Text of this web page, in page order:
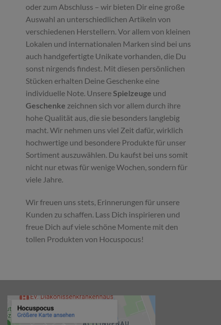
oder zum Abschluss – wir bieten Dir eine große
Auswahl an unterschiedlichen Artikeln von
verschiedenen Herstellern. Vor allem von kleinen
Lokalen und internationalen Marken sind bei uns
auch handgefertigte Unikate vorhanden, die Du
sonst nirgends findest. Mit diesen persönlichen
Stücken erhalten Deine Geschenke eine
individuelle Note. UnsereSpielzeuge und
Geschenke zeichnen sich vor allem durch ihre
hohe Qualität aus, die sie besonders langlebig
macht. Wir nehmen uns viel Zeit dafür, wirklich
hochwertige und besondere Produkte für unser
Sortiment auszuwählen. Du kaufst bei uns somit
nicht nur etwas für wenige Wochen, sondern für
viele Jahre.
Wir freuen uns stets, Erinnerungen für unsere
Kunden zu schaffen. Lass Dich inspirieren und
freue Dich auf viele schöne Momente mit den
tollen Produkten von Hocuspocus!